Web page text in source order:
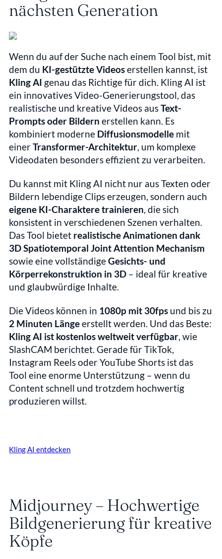
nächsten Generation
Wenn du auf der Suche nach einem Tool bist, mit
dem du KI-gestützte Videos
Kling AI genau das Richtige für dich. Kling AI ist
ein innovatives Video-Generierungstool, das
realistische und kreative Videos aus Text-
Prompts oder Bildern erstellen kann. Es
kombiniert moderne Diffusionsmodelle mit
einer Transformer-Architektur, um komplexe
Videodaten besonders effizient zu verarbeiten.
Du kannst mit Kling AI nicht nur aus Texten oder
eigene KI-Charaktere trainieren, die sich
konsistent in verschiedenen Szenen verhalten.
Das Tool bietet realistische Animationen dank
3D Spatiotemporal Joint Attention Mechanism
sowie eine vollständige Gesichts- und
Körperrekonstruktion in 3D – ideal für kreative
und glaubwürdige Inhalte.
Die Videos können in 1080p mit 30fps
2 Minuten Länge
Kling AI ist kostenlos weltweit verfügbar, wie
SlashCAM berichtet. Gerade für TikTok,
Instagram Reels oder YouTube Shorts ist das
Tool eine enorme Unterstützung – wenn du
Content schnell und trotzdem hochwertig
produzieren willst.
Kling AI entdecken
Midjourney – Hochwertige
Bildgenerierung für kreative
Köpfe